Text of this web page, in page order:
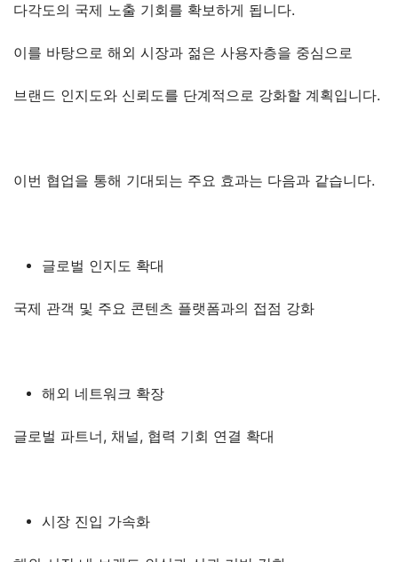
다각도의 국제 노출 기회를 확보하게 됩니다.
이를 바탕으로 해외 시장과 젊은 사용자층을 중심으로
브랜드 인지도와 신뢰도를 단계적으로 강화할 계획입니다.
이번 협업을 통해 기대되는 주요 효과는 다음과 같습니다.
글로벌 인지도 확대
국제 관객 및 주요 콘텐츠 플랫폼과의 접점 강화
해외 네트워크 확장
글로벌 파트너, 채널, 협력 기회 연결 확대
시장 진입 가속화